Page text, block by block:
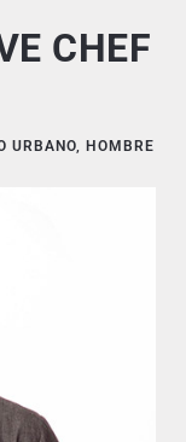
CHEF
URBANO, HOMBRE